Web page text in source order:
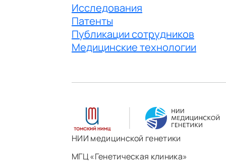
Исследования
Патенты
Публикации сотрудников
Медицинские технологии
НИИ медицинской генетики
МГЦ «Генетическая клиника»